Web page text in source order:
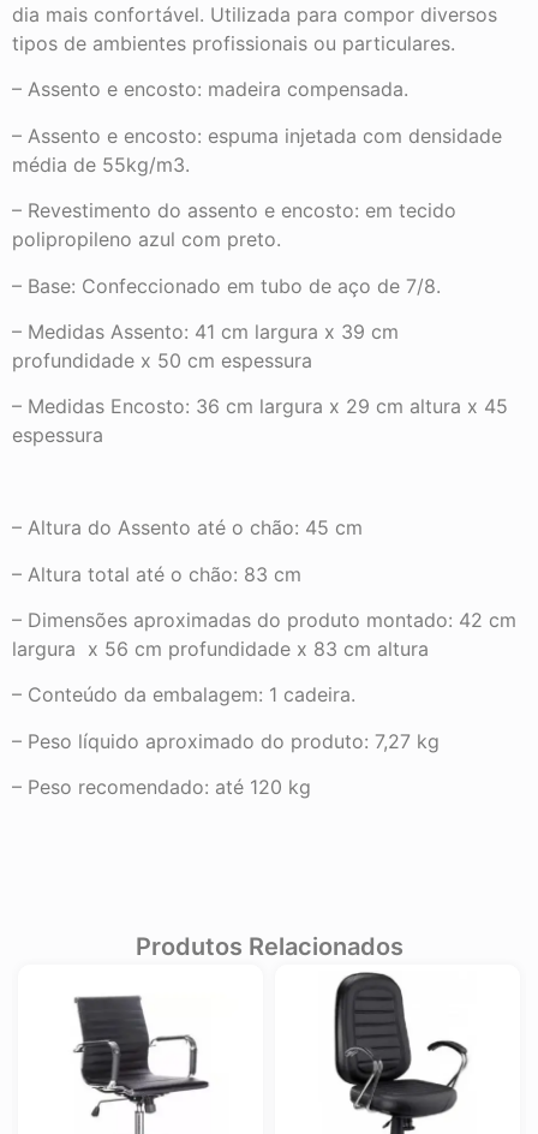
dia mais confortável. Utilizada para compor diversos
tipos de ambientes profissionais ou particulares.
– Assento e encosto: madeira compensada.
– Assento e encosto: espuma injetada com densidade
média de 55kg/m3.
– Revestimento do assento e encosto: em tecido
polipropileno azul com preto.
– Base: Confeccionado em tubo de aço de 7/8.
– Medidas Assento: 41 cm largura x 39 cm
profundidade x 50 cm espessura
– Medidas Encosto: 36 cm largura x 29 cm altura x 45
espessura
– Altura do Assento até o chão: 45 cm
– Altura total até o chão: 83 cm
– Dimensões aproximadas do produto montado: 42 cm
largura x 56 cm profundidade x 83 cm altura
– Conteúdo da embalagem: 1 cadeira.
– Peso líquido aproximado do produto: 7,27 kg
– Peso recomendado: até 120 kg
Produtos Relacionados